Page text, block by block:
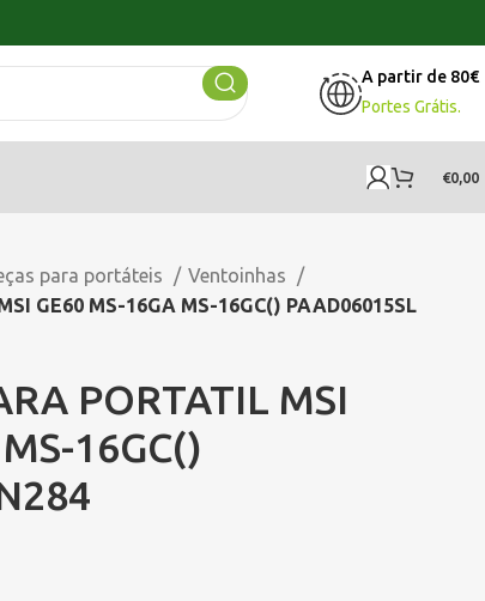
A partir de 80€
Portes Grátis.
€0,00
para portáteis
Ventoinhas
GE60 MS-16GA MS-16GC() PAAD06015SL
PORTATIL MSI
16GC()